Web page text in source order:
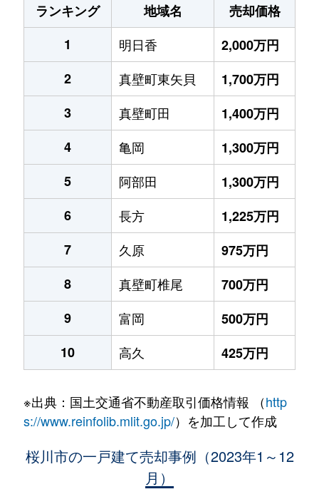
ランキング
地域名
売却価格
1
明日香
2,000万円
2
真壁町東矢貝
1,700万円
3
真壁町田
1,400万円
4
亀岡
1,300万円
5
阿部田
1,300万円
6
長方
1,225万円
7
久原
975万円
8
真壁町椎尾
700万円
9
富岡
500万円
10
高久 425万円
※出典：国土交通省不動産取引価格情報 （http
s://www.reinfolib.mlit.go.jp/）を加工して作成
桜川市の一戸建て売却事例（2023年1～12
月）